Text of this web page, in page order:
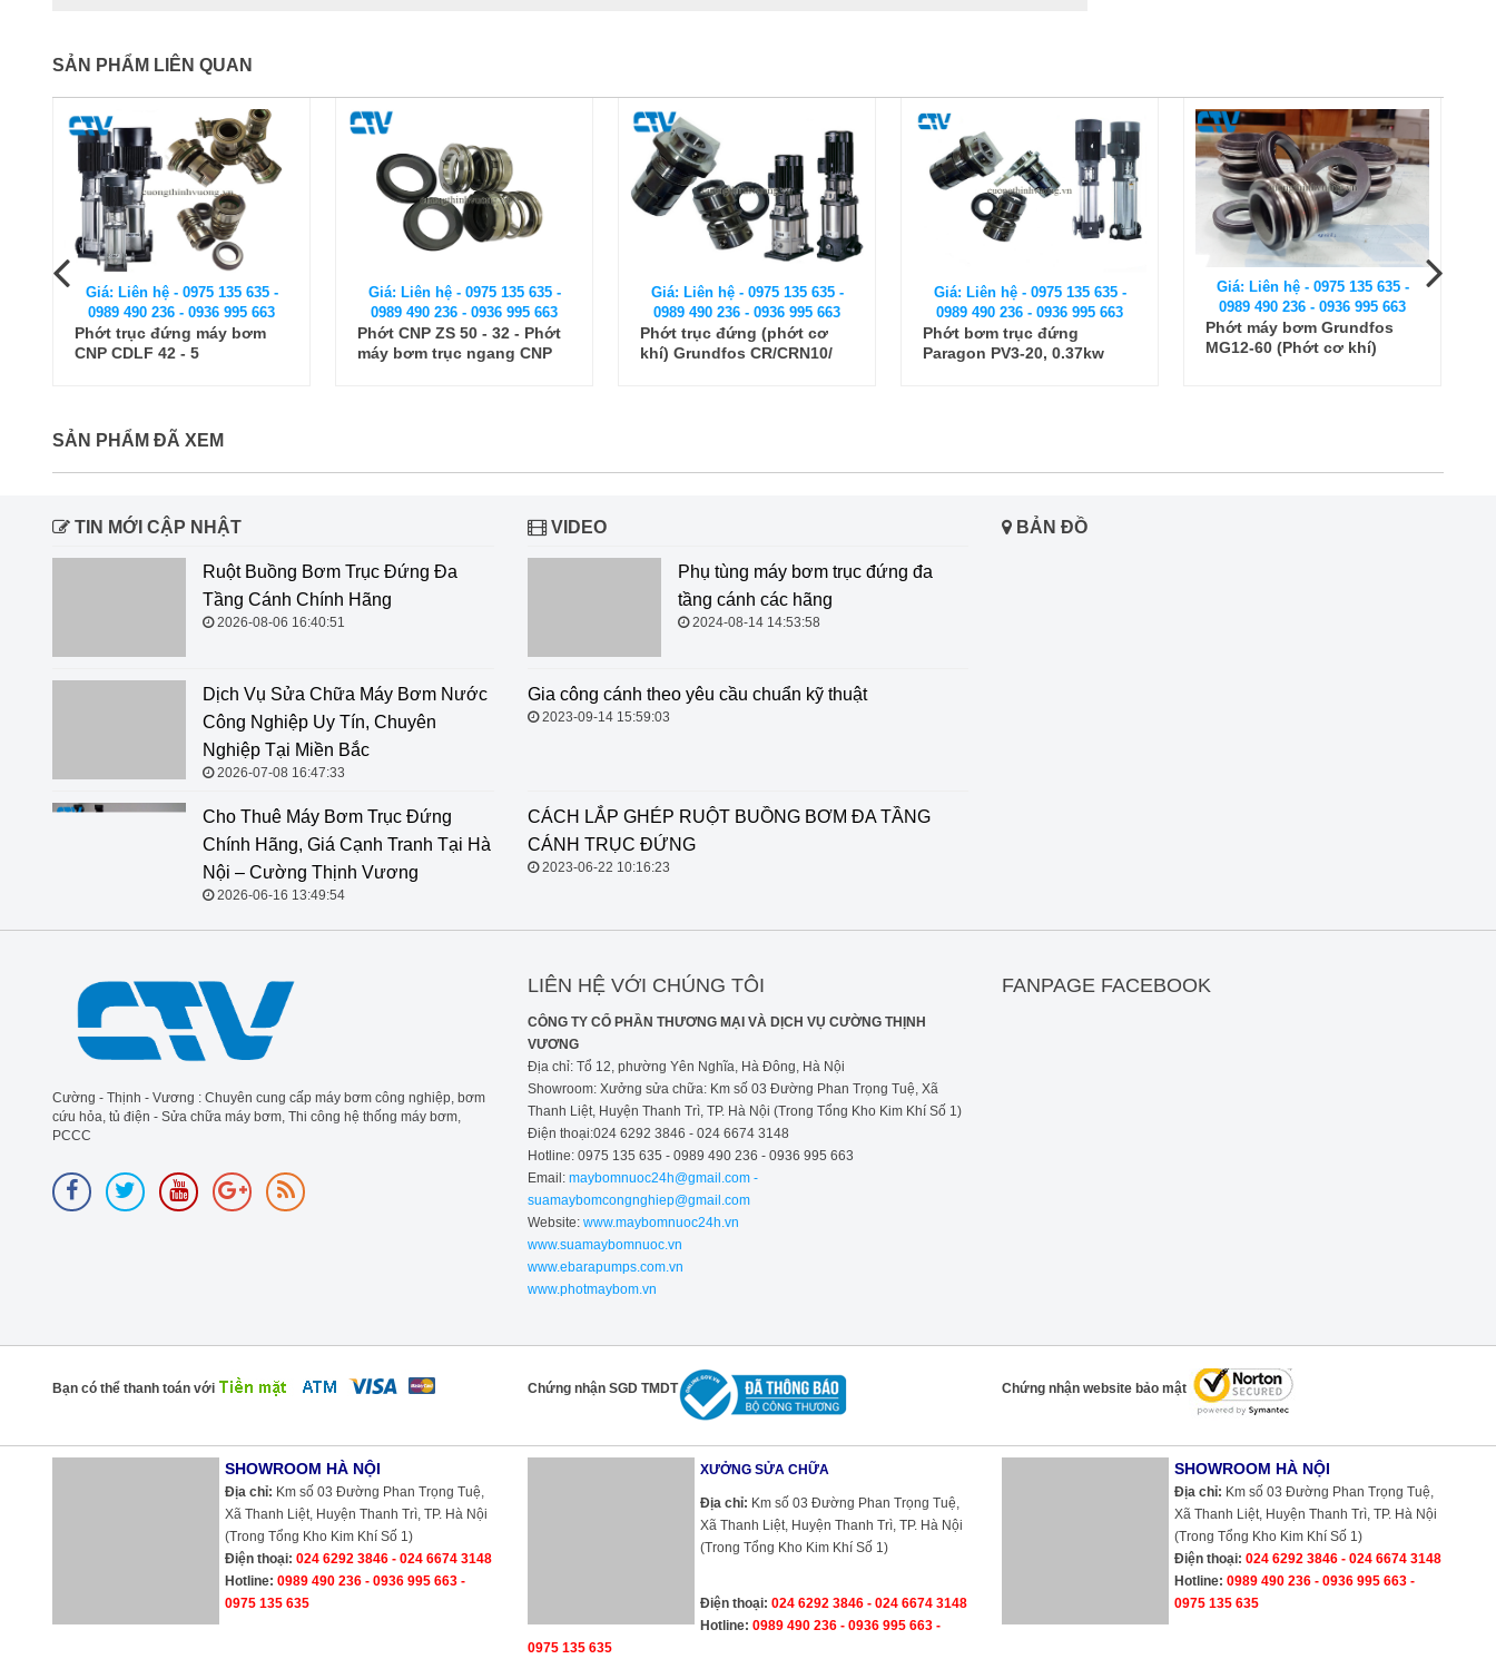
SẢN PHẨM LIÊN QUAN
Giá: Liên hệ - 0975 135 635 -
0989 490 236 - 0936 995 663
Phớt CNP ZS 50 - 32 - Phớt
máy bơm trục ngang CNP
Giá: Liên hệ - 0975 135 635 -
0989 490 236 - 0936 995 663
Phớt trục đứng (phớt cơ
khí) Grundfos CR/CRN10/
Giá: Liên hệ - 0975 135 635 -
0989 490 236 - 0936 995 663
Phớt bơm trục đứng
Paragon PV3-20, 0.37kw
Giá: Liên hệ - 0975 135 635 -
0989 490 236 - 0936 995 663
Phớt máy bơm Grundfos
MG12-60 (Phớt cơ khí)
Giá: Liên hệ - 0975 135 635 -
0989 490 236 - 0936 995 663
Phớt máy bơm trục đứng
CNP TD80-41G/2
SẢN PHẨM ĐÃ XEM
TIN MỚI CẬP NHẬT
Ruột Buồng Bơm Trục Đứng Đa Tầng Cánh Chính
Dịch Vụ Sửa Chữa Máy Bơm Nước Công Nghiệp Uy
Tín, Chuyên Nghiệp Tại Miền Bắc
Cho Thuê Máy Bơm Trục Đứng
Chính Hãng, Giá Cạnh Tranh Tại Hà
Nội – Cường Thịnh Vương
2026-06-16 13:49:54
VIDEO
Phụ tùng máy bơm trục đứng đa tầng cánh các hãng
Gia công cánh theo yêu cầu chuẩn
CÁCH LẮP GHÉP RUỘT BUỒNG
BƠM ĐA TẦNG CÁNH TRỤC
BẢN ĐỒ
Cường - Thịnh - Vương : Chuyên cung cấp máy bơm công nghiệp, bơm
cứu hỏa, tủ điện - Sửa chữa máy bơm, Thi công hệ thống máy bơm,
PCCC
LIÊN HỆ VỚI CHÚNG TÔI
CÔNG TY CỔ PHẦN THƯƠNG MẠI VÀ DỊCH VỤ CƯỜNG THỊNH
VƯƠNG
Địa chỉ: Tổ 12, phường Yên Nghĩa, Hà Đông, Hà Nội
Showroom: Xưởng sửa chữa: Km số 03 Đường Phan Trọng Tuệ, Xã
Thanh Liệt, Huyện Thanh Trì, TP. Hà Nội (Trong Tổng Kho Kim Khí Số 1)
Điện thoại:024 6292 3846 - 024 6674 3148
Hotline: 0975 135 635 - 0989 490 236 - 0936 995 663
Email: maybomnuoc24h@gmail.com -
suamaybomcongnghiep@gmail.com
Website:www.maybomnuoc24h.vn
www.suamaybomnuoc.vn
www.ebarapumps.com.vn
www.photmaybom.vn
FANPAGE FACEBOOK
Bạn có thể thanh toán với Chứng nhận SGD TMDT Chứng nhận website bảo mật
SHOWROOM HÀ NỘI
Địa chỉ: Km số 03 Đường Phan Trọng Tuệ,
Xã Thanh Liệt, Huyện Thanh Trì, TP. Hà Nội
(Trong Tổng Kho Kim Khí Số 1)
Điện thoại: 024 6292 3846 - 024 6674 3148
Hotline: 0989 490 236 - 0936 995 663 -
0975 135 635
XƯỞNG SỬA CHỮA
Địa chỉ: Km số 03 Đường Phan Trọng Tuệ,
Xã Thanh Liệt, Huyện Thanh Trì, TP. Hà Nội
(Trong Tổng Kho Kim Khí Số 1)
Điện thoại: 024 6292 3846 - 024 6674 3148
Hotline: 0989 490 236 - 0936 995 663 -
0975 135 635
SHOWROOM HÀ NỘI
Địa chỉ: Km số 03 Đường Phan Trọng Tuệ,
Xã Thanh Liệt, Huyện Thanh Trì, TP. Hà Nội
(Trong Tổng Kho Kim Khí Số 1)
Điện thoại: 024 6292 3846 - 024 6674 3148
Hotline: 0989 490 236 - 0936 995 663 -
0975 135 635